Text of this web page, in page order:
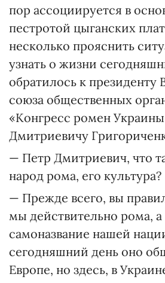
пор ассоциируется в
пестротой цыганских
несколько прояснить
узнать о жизни
обратилось к президенту
союза общественных
«Конгресс ромен
Дмитриевичу
— Петр Дмитриевич, что
народ рома, его культура?
— Прежде всего, вы
мы действительно рома,
самоназвание нашей
сегодняшний день оно
Европе, но здесь, в